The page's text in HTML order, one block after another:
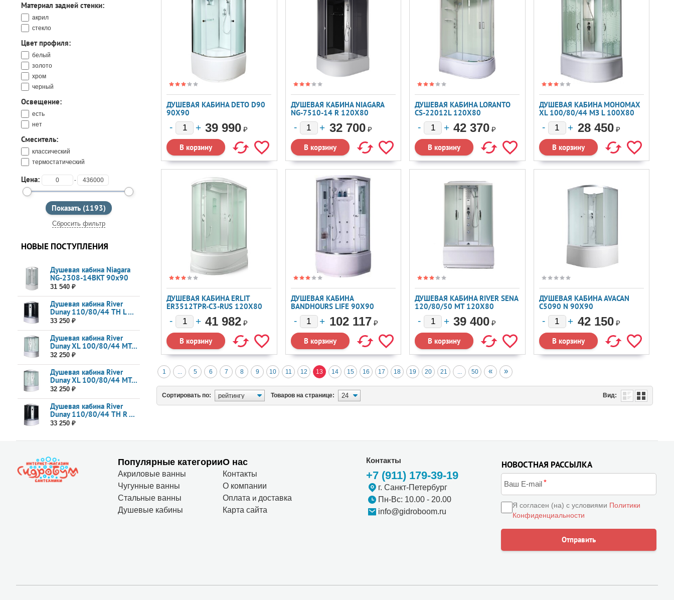
черный
Материал задней стенки:
акрил
стекло
Цвет профиля:
белый
золото
хром
черный
Освещение:
есть
нет
Смеситель:
классический
термостатический
Цена: -
Сбросить фильтр
НОВЫЕ ПОСТУПЛЕНИЯ
Душевая кабина Niagara
NG-2308-14BKT 90x90
31 540 ₽
Душевая кабина River
Dunay 110/80/44 ТН L ...
33 250 ₽
Душевая кабина River
Dunay XL 100/80/44 MT...
32 250 ₽
Душевая кабина River
Dunay XL 100/80/44 MT...
32 250 ₽
Душевая кабина River
Dunay 110/80/44 ТН R ...
33 250 ₽
ДУШЕВАЯ КАБИНА DETO D90
90X90
39 990 ₽
ДУШЕВАЯ КАБИНА NIAGARA
NG-7510-14 R 120X80
32 700 ₽
ДУШЕВАЯ КАБИНА LORANTO
CS-22012L 120X80
42 370 ₽
ДУШЕВАЯ КАБИНА МОНОМАХ
XL 100/80/44 МЗ L 100X80
28 450 ₽
ДУШЕВАЯ КАБИНА ERLIT
ER3512TPR-C3-RUS 120X80
41 982 ₽
ДУШЕВАЯ КАБИНА
BANDHOURS LIFE 90X90
102 117 ₽
ДУШЕВАЯ КАБИНА RIVER SENA
120/80/50 MT 120X80
39 400 ₽
ДУШЕВАЯ КАБИНА AVACAN
C5090 N 90X90
42 150 ₽
1 ... 5 6 7 8 9 10 11 12 13 14 15 16 17 18 19 20 21 ... 50 « »
Сортировать по: Товаров на странице: Вид:
Популярные категории
Акриловые ванны
Чугунные ванны
Стальные ванны
Душевые кабины
О нас
Контакты
О компании
Оплата и доставка
Карта сайта
Контакты
+7 (911) 179-39-19
г. Санкт-Петербург
Пн-Вс: 10.00 - 20.00
info@gidroboom.ru
НОВОСТНАЯ РАССЫЛКА
Я согласен (на) с условиями Политики
Конфиденциальности